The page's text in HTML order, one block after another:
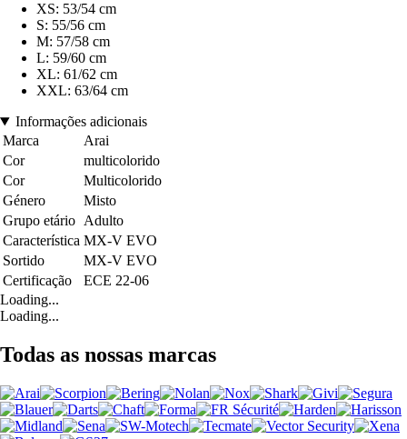
XS: 53/54 cm
S: 55/56 cm
M: 57/58 cm
L: 59/60 cm
XL: 61/62 cm
XXL: 63/64 cm
Informações adicionais
Marca
Arai
Cor
multicolorido
Cor
Multicolorido
Género
Misto
Grupo etário Adulto
Característica MX-V EVO
Sortido
MX-V EVO
Certificação
ECE 22-06
Loading...
Loading...
Todas as nossas marcas